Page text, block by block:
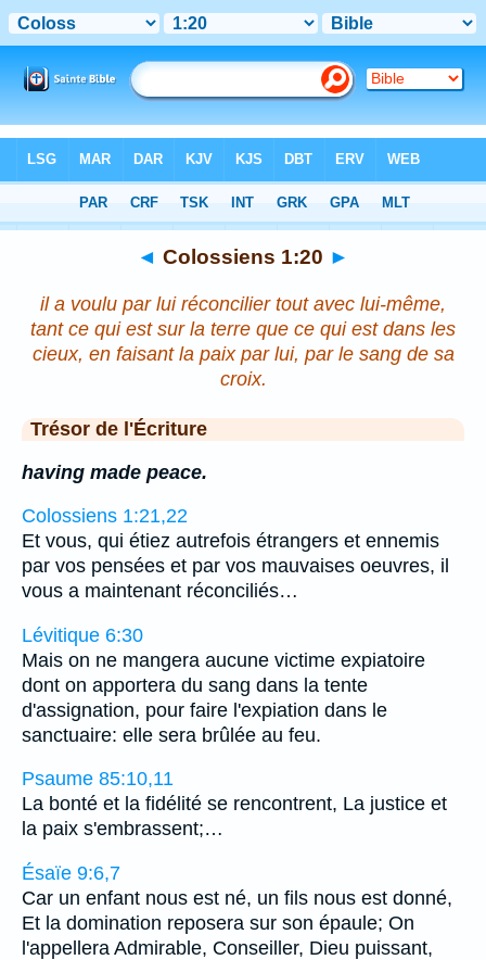
Chapitre 1 > Verset 20
◄ Colossiens 1:20 ►
il a voulu par lui réconcilier tout avec lui-même,
tant ce qui est sur la terre que ce qui est dans les
cieux, en faisant la paix par lui, par le sang de sa
croix.
Trésor de l'Écriture
having made peace.
Colossiens 1:21,22
Et vous, qui étiez autrefois étrangers et ennemis
par vos pensées et par vos mauvaises oeuvres, il
vous a maintenant réconciliés…
Lévitique 6:30
Mais on ne mangera aucune victime expiatoire
dont on apportera du sang dans la tente
d'assignation, pour faire l'expiation dans le
sanctuaire: elle sera brûlée au feu.
Psaume 85:10,11
La bonté et la fidélité se rencontrent, La justice et
la paix s'embrassent;…
Ésaïe 9:6,7
Car un enfant nous est né, un fils nous est donné,
Et la domination reposera sur son épaule; On
l'appellera Admirable, Conseiller, Dieu puissant,